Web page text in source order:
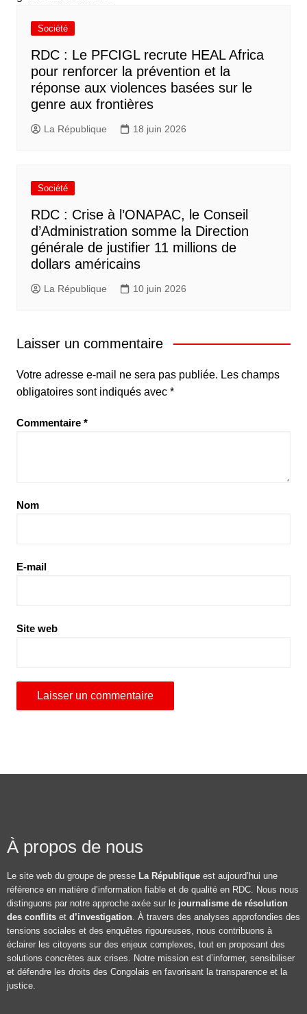
Société
RDC : Le PFCIGL recrute HEAL Africa
pour renforcer la prévention et la
réponse aux violences basées sur le
genre aux frontières
La République 18 juin 2026
Société
RDC : Crise à l’ONAPAC, le Conseil
d’Administration somme la Direction
générale de justifier 11 millions de
dollars américains
La République 10 juin 2026
Laisser un commentaire
Votre adresse e-mail ne sera pas publiée. Les champs
obligatoires sont indiqués avec *
Commentaire *
Nom
E-mail
Site web
À propos de nous
Le site web du groupe de presse La République est aujourd’hui une
référence en matière d’information fiable et de qualité en RDC. Nous nous
distinguons par notre approche axée sur le journalisme de résolution
des conflits et d’investigation. À travers des analyses approfondies des
tensions sociales et des enquêtes rigoureuses, nous contribuons à
éclairer les citoyens sur des enjeux complexes, tout en proposant des
solutions concrètes aux crises. Notre mission est d’informer, sensibiliser
et défendre les droits des Congolais en favorisant la transparence et la
justice.